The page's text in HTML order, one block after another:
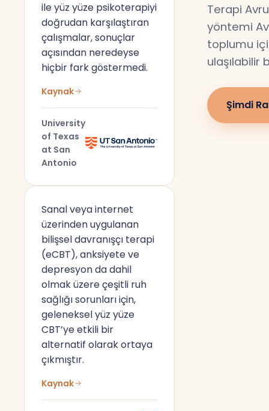
ile yüz yüze psikoterapiyi
doğrudan karşılaştıran
çalışmalar, sonuçlar
açısından neredeyse
hiçbir fark göstermedi.
Kaynak
University
of Texas
at San
Antonio
Sanal veya internet
üzerinden uygulanan
bilişsel davranışçı terapi
(eCBT), anksiyete ve
depresyon da dahil
olmak üzere çeşitli ruh
sağlığı sorunları için,
geleneksel yüz yüze
CBT’ye etkili bir
alternatif olarak ortaya
çıkmıştır.
Kaynak
Terapi
yöntemi
toplumu
ulaşılabilir
Şimdi